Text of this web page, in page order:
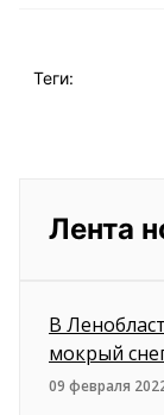
Теги:
Лента
В
мокрый
09 февраля